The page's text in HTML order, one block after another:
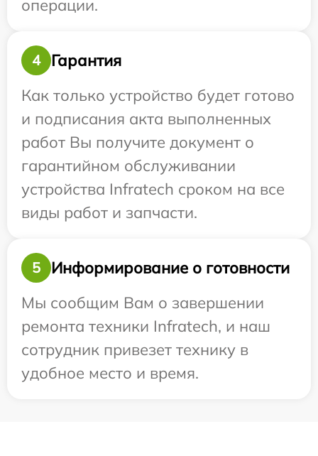
операции.
4
Гарантия
Как только устройство будет готово
и подписания акта выполненных
работ Вы получите документ о
гарантийном обслуживании
устройства Infratech сроком на все
виды работ и запчасти.
5
Информирование о готовности
Мы сообщим Вам о завершении
ремонта техники Infratech, и наш
сотрудник привезет технику в
удобное место и время.